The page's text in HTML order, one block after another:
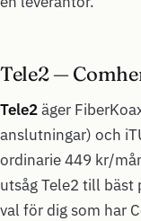
Tele2 —
Tele2äger
anslutningar) och
ordinarie 449 kr/
utsåg Tele2 till bäst
val för dig som har